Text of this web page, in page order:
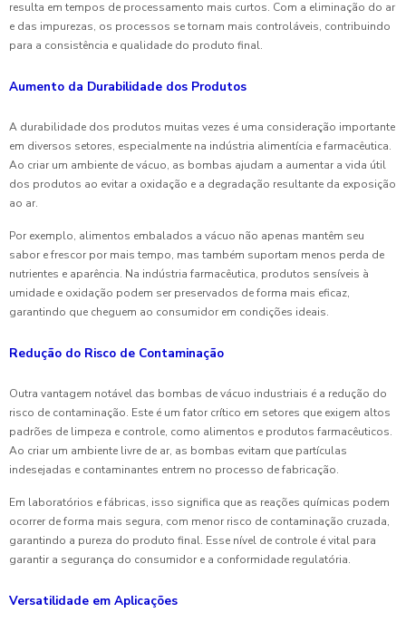
resulta em tempos de processamento mais curtos. Com a eliminação do ar
e das impurezas, os processos se tornam mais controláveis, contribuindo
para a consistência e qualidade do produto final.
Aumento da Durabilidade dos Produtos
A durabilidade dos produtos muitas vezes é uma consideração importante
em diversos setores, especialmente na indústria alimentícia e farmacêutica.
Ao criar um ambiente de vácuo, as bombas ajudam a aumentar a vida útil
dos produtos ao evitar a oxidação e a degradação resultante da exposição
ao ar.
Por exemplo, alimentos embalados a vácuo não apenas mantêm seu
sabor e frescor por mais tempo, mas também suportam menos perda de
nutrientes e aparência. Na indústria farmacêutica, produtos sensíveis à
umidade e oxidação podem ser preservados de forma mais eficaz,
garantindo que cheguem ao consumidor em condições ideais.
Redução do Risco de Contaminação
Outra vantagem notável das bombas de vácuo industriais é a redução do
risco de contaminação. Este é um fator crítico em setores que exigem altos
padrões de limpeza e controle, como alimentos e produtos farmacêuticos.
Ao criar um ambiente livre de ar, as bombas evitam que partículas
indesejadas e contaminantes entrem no processo de fabricação.
Em laboratórios e fábricas, isso significa que as reações químicas podem
ocorrer de forma mais segura, com menor risco de contaminação cruzada,
garantindo a pureza do produto final. Esse nível de controle é vital para
garantir a segurança do consumidor e a conformidade regulatória.
Versatilidade em Aplicações